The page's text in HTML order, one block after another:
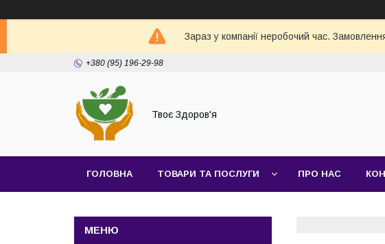
Зараз у компанії неробочий час.
+380 (95) 196-29-98
Твоє Здоров'я
ГОЛОВНА ТОВАРИ ТА ПОСЛУГИ ПРО НАС